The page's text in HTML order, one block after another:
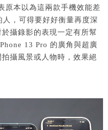
原本以為這兩款手機效能差
，可得要好好衡量再度深
攝錄影的表現一定有所幫
13 Pro 的廣角與超廣
攝風景或人物時，效果絕